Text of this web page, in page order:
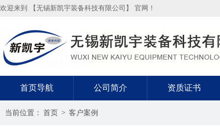
欢迎来到 【无锡新凯宇装备科技有限公司】 官网！
首页导航 公司简介 资质证书
当前位置： 首页 > 客户案例